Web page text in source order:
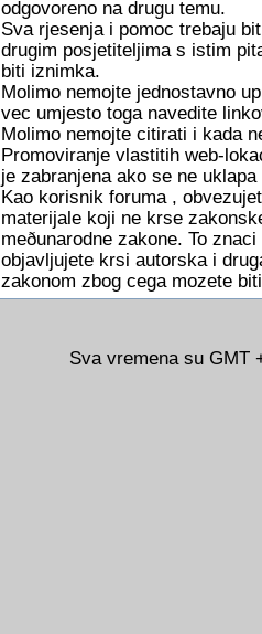
odgovoreno na drugu temu.
Sva rjesenja i pomoc trebaju
drugim posjetiteljima s istim
biti iznimka.
Molimo nemojte jednostavno
vec umjesto toga navedite
Molimo nemojte citirati i kada
Promoviranje vlastitih web-
je zabranjena ako se ne uklapa
Kao korisnik foruma ,
materijale koji ne krse
meðunarodne zakone. To
objavljujete krsi autorska i
zakonom zbog cega mozete
Sva vremena su GMT